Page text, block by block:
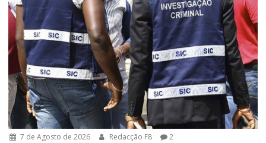
7 de Agosto de 2026 Redacção F8 2